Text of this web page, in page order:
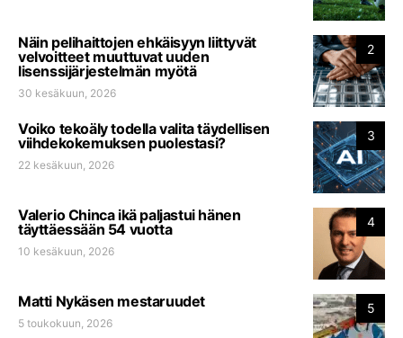
2
Näin pelihaittojen ehkäisyyn liittyvät
velvoitteet muuttuvat uuden
lisenssijärjestelmän myötä
30 kesäkuun, 2026
3
Voiko tekoäly todella valita täydellisen
viihdekokemuksen puolestasi?
22 kesäkuun, 2026
4
Valerio Chinca ikä paljastui hänen
täyttäessään 54 vuotta
10 kesäkuun, 2026
5
Matti Nykäsen mestaruudet
5 toukokuun, 2026